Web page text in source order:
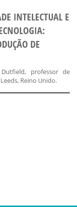
INTELECTUAL E
DE
professor de
Reino Unido.